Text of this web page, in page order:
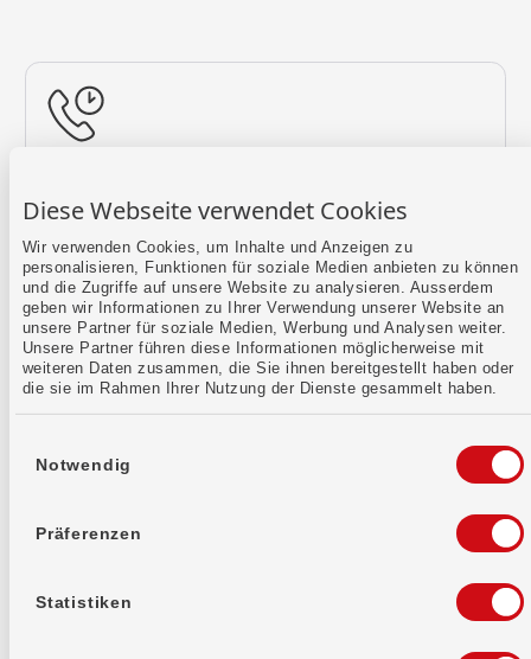
Diese Webseite verwendet Cookies
Wir verwenden Cookies, um Inhalte und Anzeigen zu
personalisieren, Funktionen für soziale Medien anbieten zu können
und die Zugriffe auf unsere Website zu analysieren. Ausserdem
geben wir Informationen zu Ihrer Verwendung unserer Website an
unsere Partner für soziale Medien, Werbung und Analysen weiter.
Unsere Partner führen diese Informationen möglicherweise mit
weiteren Daten zusammen, die Sie ihnen bereitgestellt haben oder
die sie im Rahmen Ihrer Nutzung der Dienste gesammelt haben.
Notwendig
Präferenzen
Statistiken
Mehr erfahren
Kontaktformular